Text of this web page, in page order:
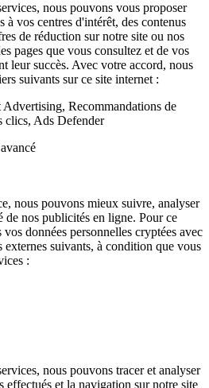
nous pouvons vous proposer
à vos centres d'intérêt, des contenus
de réduction sur notre site ou nos
pages que vous consultez et de vos
leur succès. Avec votre accord, nous
suivants sur ce site internet :
Recommandations de
clics, Ads Defender
nous pouvons mieux suivre, analyser
de nos publicités en ligne. Pour ce
données personnelles cryptées avec
externes suivants, à condition que vous
:
nous pouvons tracer et analyser
effectués et la navigation sur notre site